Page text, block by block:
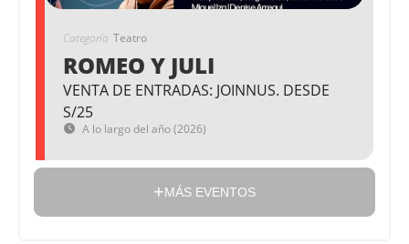
Categoría Teatro
ROMEO Y JULI
VENTA DE ENTRADAS: JOINNUS. DESDE
S/25
A lo largo del año (2026)
MÁS EVENTOS